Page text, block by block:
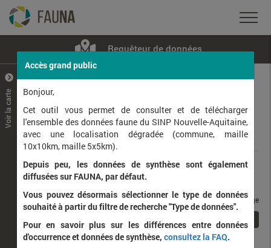
Requêteur de données
+
–
Voir la carte
Données
Rang taxonomique :
Affichage de1à 1sur1
taxons / page
Accès grand public
Bonjour,
Cet outil vous permet de consulter et de télécharger
l'ensemble des données faune du SINP Nouvelle-Aquitaine,
avec une localisation dégradée (commune, maille
10x10km, maille 5x5km).
Depuis peu, les données de synthèse sont également
diffusées sur FAUNA, par défaut.
Vous pouvez désormais sélectionner le type de données
souhaité à partir du filtre de recherche "Type de données".
Pour en savoir plus sur les différences entre données
d'occurrence et données de synthèse, consultez la FAQ.